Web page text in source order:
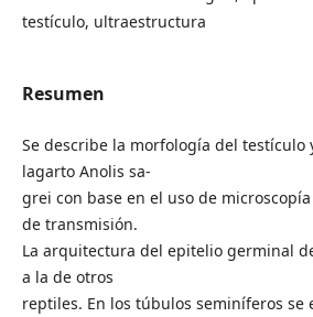
testículo, ultraestructura
Resumen
Se describe la morfología del testículo
lagarto Anolis sa-
grei con base en el uso de
de transmisión.
La arquitectura del epitelio germinal
a la de otros
reptiles. En los túbulos seminíferos se